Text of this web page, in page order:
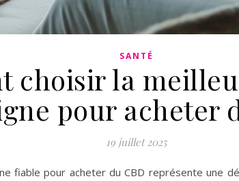
SANTÉ
choisir la
pour acheter
19 juillet 2025
fiable pour acheter du CBD représente une